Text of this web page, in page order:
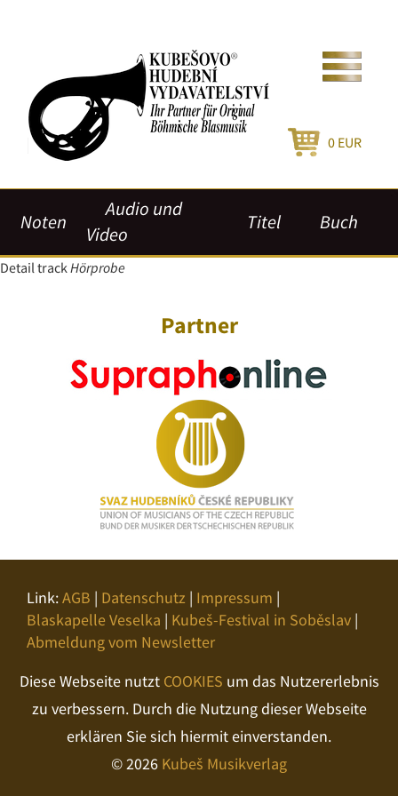
0 EUR
Noten
Audio und
Video
Titel Buch
Detail trackHörprobe
Partner
Link:AGB | Datenschutz | Impressum |
Blaskapelle Veselka | Kubeš-Festival in Soběslav |
Abmeldung vom Newsletter
Diese Webseite nutzt COOKIES um das Nutzererlebnis
zu verbessern. Durch die Nutzung dieser Webseite
erklären Sie sich hiermit einverstanden.
© 2026 Kubeš Musikverlag